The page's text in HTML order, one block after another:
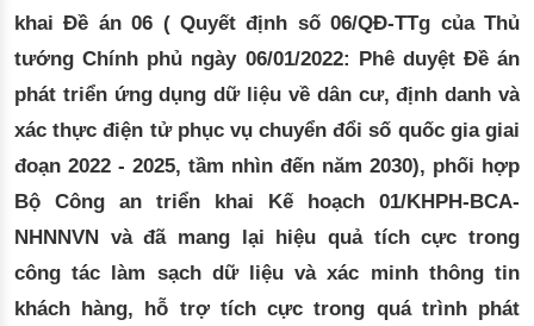
khai Đề án 06 ( Quyết định số 06/QĐ-TTg của Thủ
tướng Chính phủ ngày 06/01/2022: Phê duyệt Đề án
phát triển ứng dụng dữ liệu về dân cư, định danh và
xác thực điện tử phục vụ chuyển đổi số quốc gia giai
đoạn 2022 - 2025, tầm nhìn đến năm 2030), phối hợp
Bộ Công an triển khai Kế hoạch 01/KHPH-BCA-
NHNNVN và đã mang lại hiệu quả tích cực trong
công tác làm sạch dữ liệu và xác minh thông tin
khách hàng, hỗ trợ tích cực trong quá trình phát